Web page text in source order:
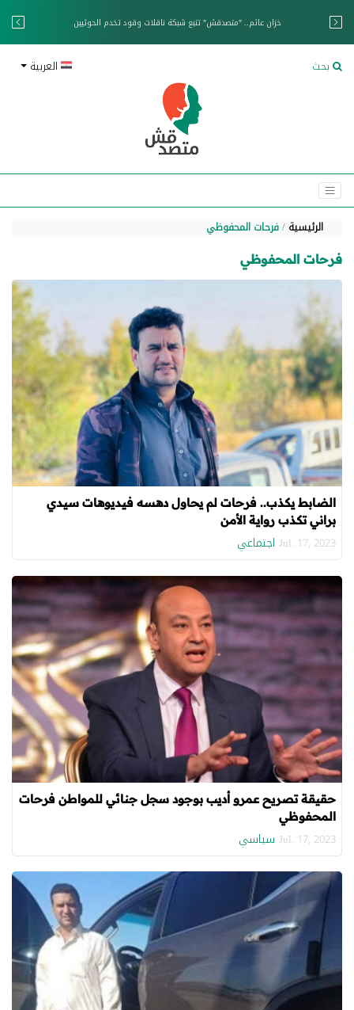
خزان عائم.. "متصدقش" تتبع شبكة ناقلات وقود تخدم الحوثيين
بحث العربية
الرئيسية فرحات المحفوظي
فرحات المحفوظي
الضابط يكذب.. فرحات لم يحاول دهسه فيديوهات سيدي
براني تكذب رواية الأمن
Jul. 17, 2023 اجتماعي
حقيقة تصريح عمرو أديب بوجود سجل جنائي للمواطن فرحات
المحفوظي
Jul. 17, 2023 سياسي